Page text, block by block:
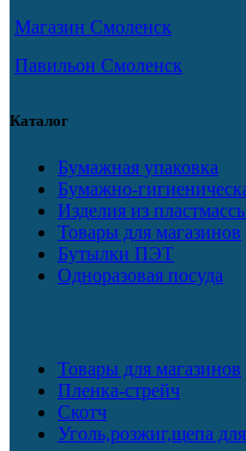
Магазин Смоленск
Павильон Смоленск
Каталог
Бумажная упаковка
Бумажно-
Изделия из
Товары для магазинов
Бутылки ПЭТ
Одноразовая посуда
Товары для магазинов
Пленка-стрейч
Скотч
Уголь,розжиг,щепа